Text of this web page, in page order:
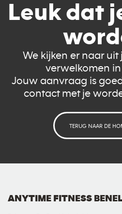
Leuk dat
We kijken er naar
verwelkomen
Jouw aanvraag is
contact met je
TERUG NAAR DE
ANYTIME FITNESS